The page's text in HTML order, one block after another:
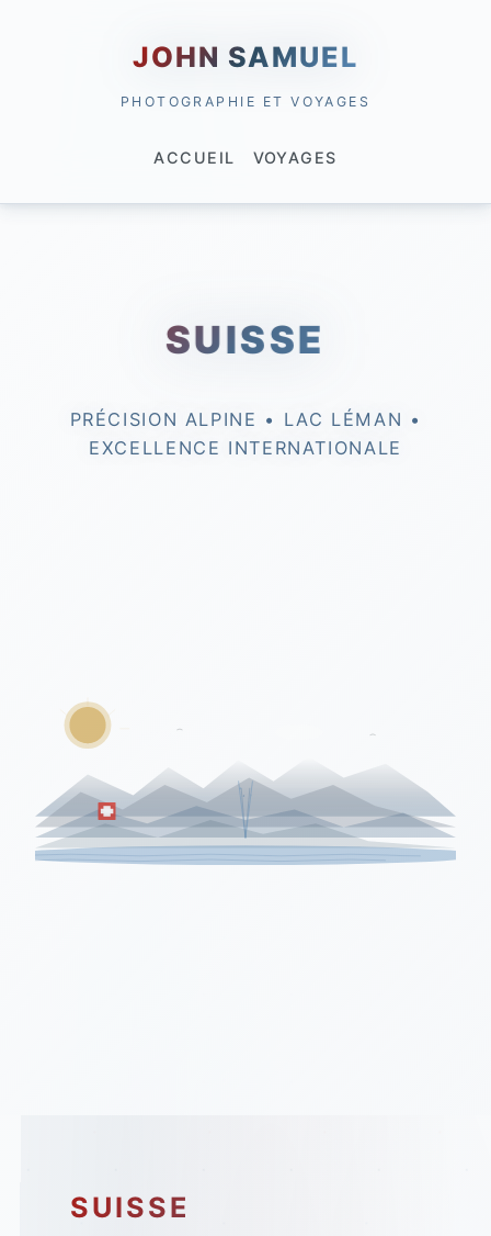
JOHN SAMUEL
PHOTOGRAPHIE ET VOYAGES
ACCUEIL VOYAGES
SUISSE
PRÉCISION ALPINE • LAC LÉMAN •
EXCELLENCE INTERNATIONALE
SUISSE